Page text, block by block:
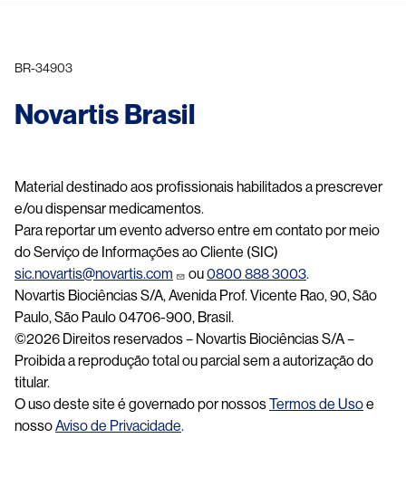
BR-34903
Novartis Brasil
Material destinado aos profissionais habilitados a prescrever
e/ou dispensar medicamentos.
Para reportar um evento adverso entre em contato por meio
do Serviço de Informações ao Cliente (SIC)
sic.novartis@novartis.com
ou0800 888 3003.
Novartis Biociências S/A, Avenida Prof. Vicente Rao, 90, São
Paulo, São Paulo 04706-900, Brasil.
©2026 Direitos reservados – Novartis Biociências S/A –
Proibida a reprodução total ou parcial sem a autorização do
titular.
O uso deste site é governado por nossosTermos de Usoe
nossoAviso de Privacidade.